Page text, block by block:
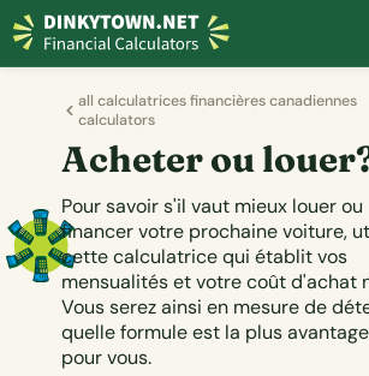
all calculatrices financières canadiennes
calculators
Acheter ou
Pour savoir s'il vaut mieux louer ou
financer votre prochaine voiture,
cette calculatrice qui établit vos
mensualités et votre coût d'achat
Vous serez ainsi en mesure de
quelle formule est la plus
pour vous.